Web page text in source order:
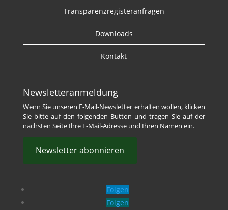
Transparenzregisteranfragen
Downloads
Kontakt
Newsletteranmeldung
Wenn Sie unseren E-Mail-Newsletter erhalten wollen, klicken
Sie bitte auf den folgenden Button und tragen Sie auf der
nächsten Seite Ihre E-Mail-Adresse und Ihren Namen ein.
Newsletter abonnieren
Folgen
Folgen